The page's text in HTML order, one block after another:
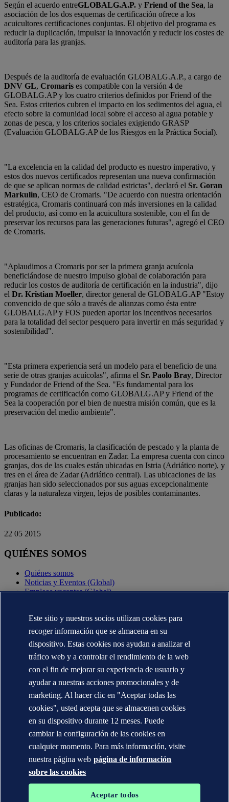
Según el acuerdo entreGLOBALG.A.P. y Friend of the Sea, la
asociación de los dos esquemas de certificación ofrece a los
acuicultores certificaciones conjuntas. El objetivo del programa es
reducir la duplicación, impulsar la innovación y reducir los costes de
auditoría para las granjas.
Después de la auditoría de evaluación GLOBALG.A.P., a cargo de
DNV GL, Cromaris es compatible con la versión 4 de
GLOBALG.AP y los cuatro criterios definidos por Friend of the
Sea. Estos criterios cubren el impacto en los sedimentos del agua, el
efecto sobre la comunidad local sobre el acceso al agua potable y
zonas de pesca, y los criterios sociales exigiendo GRASP
(Evaluación GLOBALG.AP de los Riesgos en la Práctica Social).
"La excelencia en la calidad del producto es nuestro imperativo, y
estos dos nuevos certificados representan una nueva confirmación
de que se aplican normas de calidad estrictas", declaró el Sr. Goran
Markulin, CEO de Cromaris. "De acuerdo con nuestra orientación
estratégica, Cromaris continuará con más inversiones en la calidad
del producto, así como en la acuicultura sostenible, con el fin de
preservar los recursos para las generaciones futuras", agregó el CEO
de Cromaris.
"Aplaudimos a Cromaris por ser la primera granja acuícola
beneficiándose de nuestro impulso global de colaboración para
reducir los costos de auditoría de certificación en la industria", dijo
el Dr. Kristian Moeller, director general de GLOBALG.AP "Estoy
convencido de que sólo a través de alianzas como ésta entre
GLOBALG.AP y FOS pueden aportar los incentivos necesarios
para la totalidad del sector pesquero para invertir en más seguridad y
sostenibilidad".
"Esta primera experiencia será un modelo para el beneficio de una
serie de otras granjas acuícolas", afirma el Sr. Paolo Bray, Director
y Fundador de Friend of the Sea. "Es fundamental para los
programas de certificación como GLOBALG.AP y Friend of the
Sea la cooperación por el bien de nuestra misión común, que es la
preservación del medio ambiente".
Las oficinas de Cromaris, la clasificación de pescado y la planta de
procesamiento se encuentran en Zadar. La empresa cuenta con cinco
granjas, dos de las cuales están ubicadas en Istria (Adriático norte), y
tres en el área de Zadar (Adriático central). Las ubicaciones de las
granjas han sido seleccionados por sus aguas excepcionalmente
claras y la naturaleza virgen, lejos de posibles contaminantes.
Publicado:
22 05 2015
QUIÉNES SOMOS
Quiénes somos
Noticias y Eventos (Global)
Empleos vacantes (Global)
CONTÁCTENOS
Contacte con nosotros
Dónde estamos
Media contacts (Global)
Veracity.com
Declaración de privacidad
Términos de uso
Copyright © DNV AS 2025
Información de las cookies
Este sitio y nuestros socios utilizan cookies para
recoger información que se almacena en su
dispositivo. Estas cookies nos ayudan a analizar el
tráfico web y a controlar el rendimiento de la web
con el fin de mejorar su experiencia de usuario y
ayudar a nuestras acciones promocionales y de
marketing. Al hacer clic en "Aceptar todas las
cookies", usted acepta que se almacenen cookies
en su dispositivo durante 12 meses. Puede
cambiar la configuración de las cookies en
cualquier momento. Para más información, visite
nuestra página web página de información
sobre las cookies
Aceptar todos